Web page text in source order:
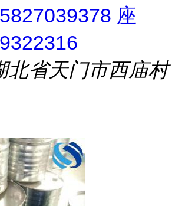
座
北省天门市西庙村